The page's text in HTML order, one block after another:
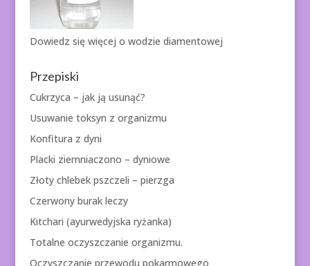
Dowiedz się więcej o wodzie diamentowej
Przepiski
Cukrzyca – jak ją usunąć?
Usuwanie toksyn z organizmu
Konfitura z dyni
Placki ziemniaczono – dyniowe
Złoty chlebek pszczeli – pierzga
Czerwony burak leczy
Kitchari (ayurwedyjska ryżanka)
Totalne oczyszczanie organizmu.
Oczyszczanie przewodu pokarmowego